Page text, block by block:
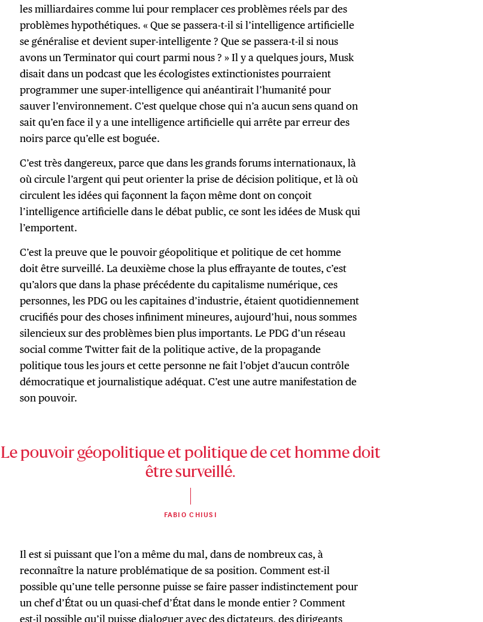
les milliardaires comme lui pour remplacer ces problèmes réels par des
problèmes hypothétiques. « Que se passera-t-il si l’intelligence artificielle
se généralise et devient super-intelligente ? Que se passera-t-il si nous
avons un Terminator qui court parmi nous ? » Il y a quelques jours, Musk
disait dans un podcast que les écologistes extinctionistes pourraient
programmer une super-intelligence qui anéantirait l’humanité pour
sauver l’environnement. C’est quelque chose qui n’a aucun sens quand on
sait qu’en face il y a une intelligence artificielle qui arrête par erreur des
noirs parce qu’elle est boguée.
C’est très dangereux, parce que dans les grands forums internationaux, là
où circule l’argent qui peut orienter la prise de décision politique, et là où
circulent les idées qui façonnent la façon même dont on conçoit
l’intelligence artificielle dans le débat public, ce sont les idées de Musk qui
l’emportent.
C’est la preuve que le pouvoir géopolitique et politique de cet homme
doit être surveillé. La deuxième chose la plus effrayante de toutes, c’est
qu’alors que dans la phase précédente du capitalisme numérique, ces
personnes, les PDG ou les capitaines d’industrie, étaient quotidiennement
crucifiés pour des choses infiniment mineures, aujourd’hui, nous sommes
silencieux sur des problèmes bien plus importants. Le PDG d’un réseau
social comme Twitter fait de la politique active, de la propagande
politique tous les jours et cette personne ne fait l’objet d’aucun contrôle
démocratique et journalistique adéquat. C’est une autre manifestation de
son pouvoir.
Le pouvoir géopolitique et politique de cet homme doit
être surveillé.
FABIO CHIUSI
Il est si puissant que l’on a même du mal, dans de nombreux cas, à
reconnaître la nature problématique de sa position. Comment est-il
possible qu’une telle personne puisse se faire passer indistinctement pour
un chef d’État ou un quasi-chef d’État dans le monde entier ? Comment
est-il possible qu’il puisse dialoguer avec des dictateurs, des dirigeants